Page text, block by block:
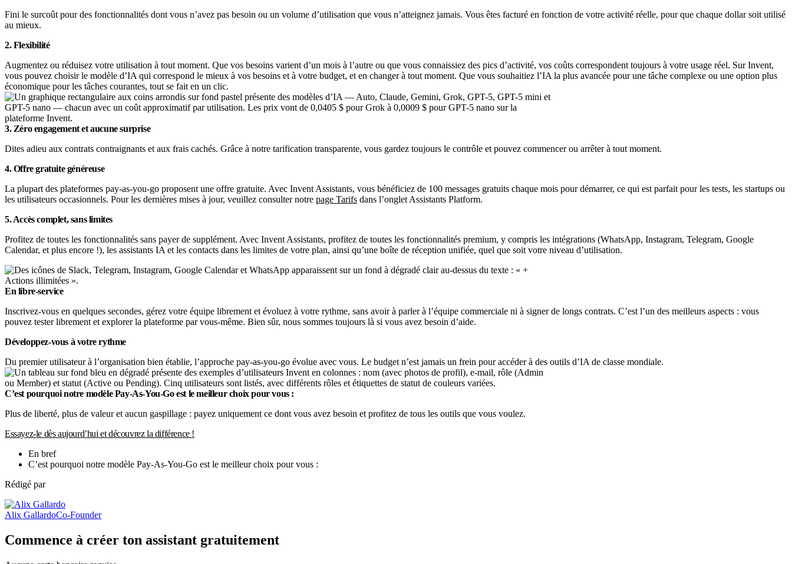
Fini le surcoût pour des fonctionnalités dont vous n’avez pas besoin ou un volume d’utilisation que vous n’atteignez jamais. Vous êtes facturé en fonction de votre activité réelle, pour que chaque dollar soit utilisé
au mieux.
2. Flexibilité
Augmentez ou réduisez votre utilisation à tout moment. Que vos besoins varient d’un mois à l’autre ou que vous connaissiez des pics d’activité, vos coûts correspondent toujours à votre usage réel. Sur Invent,
vous pouvez choisir le modèle d’IA qui correspond le mieux à vos besoins et à votre budget, et en changer à tout moment. Que vous souhaitiez l’IA la plus avancée pour une tâche complexe ou une option plus
économique pour les tâches courantes, tout se fait en un clic.
3. Zéro engagement et aucune surprise
Dites adieu aux contrats contraignants et aux frais cachés. Grâce à notre tarification transparente, vous gardez toujours le contrôle et pouvez commencer ou arrêter à tout moment.
4. Offre gratuite généreuse
La plupart des plateformes pay-as-you-go proposent une offre gratuite. Avec Invent Assistants, vous bénéficiez de 100 messages gratuits chaque mois pour démarrer, ce qui est parfait pour les tests, les startups ou
les utilisateurs occasionnels. Pour les dernières mises à jour, veuillez consulter notre page Tarifs dans l’onglet Assistants Platform.
5. Accès complet, sans limites
Profitez de toutes les fonctionnalités sans payer de supplément. Avec Invent Assistants, profitez de toutes les fonctionnalités premium, y compris les intégrations (WhatsApp, Instagram, Telegram, Google
Calendar, et plus encore !), les assistants IA et les contacts dans les limites de votre plan, ainsi qu’une boîte de réception unifiée, quel que soit votre niveau d’utilisation.
En libre-service
Inscrivez-vous en quelques secondes, gérez votre équipe librement et évoluez à votre rythme, sans avoir à parler à l’équipe commerciale ni à signer de longs contrats. C’est l’un des meilleurs aspects : vous
pouvez tester librement et explorer la plateforme par vous-même. Bien sûr, nous sommes toujours là si vous avez besoin d’aide.
Développez-vous à votre rythme
Du premier utilisateur à l’organisation bien établie, l’approche pay-as-you-go évolue avec vous. Le budget n’est jamais un frein pour accéder à des outils d’IA de classe mondiale.
C’est pourquoi notre modèle Pay-As-You-Go est le meilleur choix pour vous :
Plus de liberté, plus de valeur et aucun gaspillage : payez uniquement ce dont vous avez besoin et profitez de tous les outils que vous voulez.
Essayez-le dès aujourd’hui et découvrez la différence !
En bref
C’est pourquoi notre modèle Pay-As-You-Go est le meilleur choix pour vous :
Rédigé par
Alix GallardoCo-Founder
Commence à créer ton assistant gratuitement